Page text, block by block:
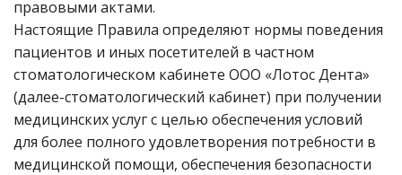
правовыми актами.
Настоящие Правила определяют нормы поведения
пациентов и иных посетителей в частном
стоматологическом кабинете ООО «Лотос Дента»
(далее-стоматологический кабинет) при получении
медицинских услуг с целью обеспечения условий
для более полного удовлетворения потребности в
медицинской помощи, обеспечения безопасности